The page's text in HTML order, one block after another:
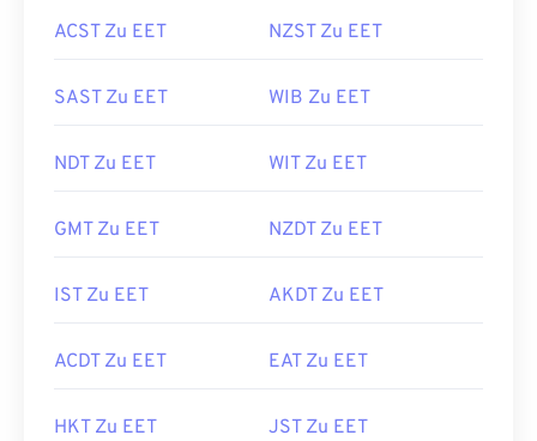
ACST Zu EET NZST Zu EET
SAST Zu EET WIB Zu EET
NDT Zu EET WIT Zu EET
GMT Zu EET NZDT Zu EET
IST Zu EET AKDT Zu EET
ACDT Zu EET EAT Zu EET
HKT Zu EET JST Zu EET